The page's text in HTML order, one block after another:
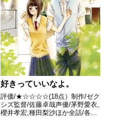
好きっていいなよ。
評価/★☆☆☆☆(18点）制作/ゼク
シズ監督/佐藤卓哉声優/茅野愛衣,
櫻井孝宏,種田梨沙ほか全話/各話